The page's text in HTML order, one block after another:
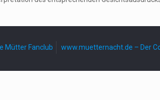
Mütter Fanclub www.muetternacht.de – Der